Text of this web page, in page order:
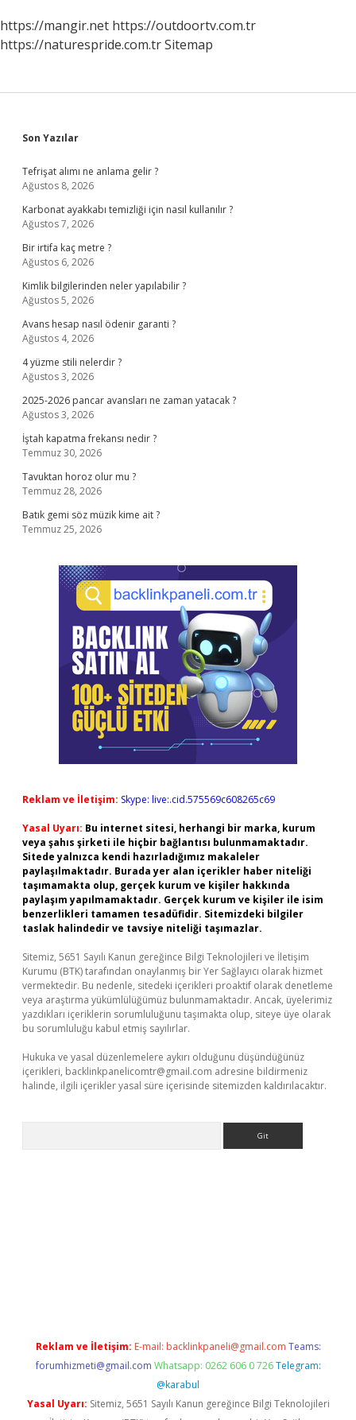
Nelerdir
https://mangir.net https://outdoortv.com.tr
https://naturespride.com.trSitemap
Sidebar
Son Yazılar
Tefrişat alımı ne anlama gelir ?
Ağustos 8, 2026
Karbonat ayakkabı temizliği için nasıl kullanılır ?
Ağustos 7, 2026
Bir irtifa kaç metre ?
Ağustos 6, 2026
Kimlik bilgilerinden neler yapılabilir ?
Ağustos 5, 2026
Avans hesap nasıl ödenir garanti ?
Ağustos 4, 2026
4 yüzme stili nelerdir ?
Ağustos 3, 2026
2025-2026 pancar avansları ne zaman yatacak ?
Ağustos 3, 2026
İştah kapatma frekansı nedir ?
Temmuz 30, 2026
Tavuktan horoz olur mu ?
Temmuz 28, 2026
Batık gemi söz müzik kime ait ?
Temmuz 25, 2026
Reklam ve İletişim: Skype: live:.cid.575569c608265c69
Yasal Uyarı: Bu internet sitesi, herhangi bir marka, kurum
veya şahıs şirketi ile hiçbir bağlantısı bulunmamaktadır.
Sitede yalnızca kendi hazırladığımız makaleler
paylaşılmaktadır. Burada yer alan içerikler haber niteliği
taşımamakta olup, gerçek kurum ve kişiler hakkında
paylaşım yapılmamaktadır. Gerçek kurum ve kişiler ile isim
benzerlikleri tamamen tesadüfidir. Sitemizdeki bilgiler
taslak halindedir ve tavsiye niteliği taşımazlar.
Sitemiz, 5651 Sayılı Kanun gereğince Bilgi Teknolojileri ve İletişim
Kurumu (BTK) tarafından onaylanmış bir Yer Sağlayıcı olarak hizmet
vermektedir. Bu nedenle, sitedeki içerikleri proaktif olarak denetleme
veya araştırma yükümlülüğümüz bulunmamaktadır. Ancak, üyelerimiz
yazdıkları içeriklerin sorumluluğunu taşımakta olup, siteye üye olarak
bu sorumluluğu kabul etmiş sayılırlar.
Hukuka ve yasal düzenlemelere aykırı olduğunu düşündüğünüz
içerikleri, backlinkpanelicomtr@gmail.com adresine bildirmeniz
halinde, ilgili içerikler yasal süre içerisinde sitemizden kaldırılacaktır.
Reklam ve İletişim: E-mail: backlinkpaneli@gmail.com Teams:
forumhizmeti@gmail.com Whatsapp: 0262 606 0 726 Telegram:
@karabul
Yasal Uyarı: Sitemiz, 5651 Sayılı Kanun gereğince Bilgi Teknolojileri